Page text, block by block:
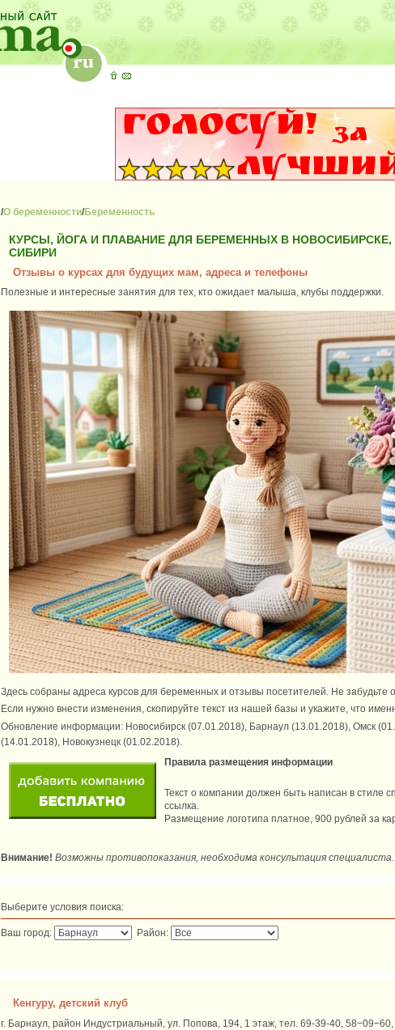
/О беременности/Беременность
КУРСЫ, ЙОГА И ПЛАВАНИЕ ДЛЯ БЕРЕМЕННЫХ В
СИБИРИ
Отзывы о курсах для будущих мам, адреса и телефоны
Полезные и интересные занятия для тех, кто ожидает малыша, клубы поддержки.
Здесь собраны адреса курсов для беременных и отзывы посетителей. Не забудьте
Если нужно внести изменения, скопируйте текст из нашей базы и укажите, что
Обновление информации: Новосибирск (07.01.2018), Барнаул (13.01.2018), Омск
(14.01.2018), Новокузнецк (01.02.2018).
Правила размещения информации
Текст о компании должен быть написан в стиле
ссылка.
Размещение логотипа платное, 900 рублей за
Внимание! Возможны противопоказания, необходима консультация специалиста.
Выберите условия поиска:
Ваш город: Район:
Кенгуру, детский клуб
г. Барнаул, район Индустриальный, ул. Попова, 194, 1 этаж, тел. 69-39-40,